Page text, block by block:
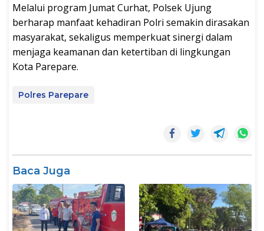
Melalui program Jumat Curhat, Polsek Ujung
berharap manfaat kehadiran Polri semakin dirasakan
masyarakat, sekaligus memperkuat sinergi dalam
menjaga keamanan dan ketertiban di lingkungan
Kota Parepare.
Polres Parepare
Baca Juga